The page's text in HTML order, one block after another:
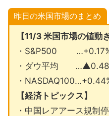
昨日の米国市場のまとめ
【11/3 米国市場の値動き
・S&P500
・ダウ平均
・
【経済トピックス】
・中国レアアース規制